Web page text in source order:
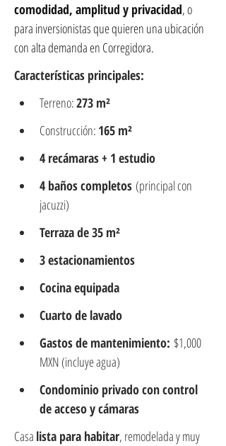
comodidad, amplitud y privacidad, o
para inversionistas que quieren una ubicación
con alta demanda en Corregidora.
Características principales:
Terreno: 273 m²
Construcción: 165 m²
4 recámaras + 1 estudio
4 baños completos (principal con
jacuzzi)
Terraza de 35 m²
3 estacionamientos
Cocina equipada
Cuarto de lavado
Gastos de mantenimiento: $1,000
MXN (incluye agua)
Condominio privado con control
de acceso y cámaras
Casa lista para habitar, remodelada y muy